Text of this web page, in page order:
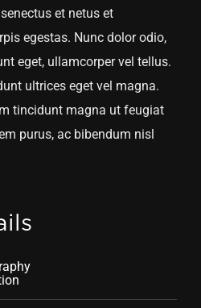
et netus et
egestas. Nunc dolor odio,
eget, ullamcorper vel tellus.
ultrices eget vel magna.
tincidunt magna ut feugiat
purus, ac bibendum nisl